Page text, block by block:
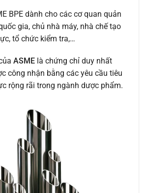
BPE dành cho các cơ quan quản
gia, chủ nhà máy, nhà chế tạo
tổ chức kiểm tra,…
ASME là chứng chỉ duy nhất
công nhận bằng các yêu cầu tiêu
rộng rãi trong ngành dược phẩm.